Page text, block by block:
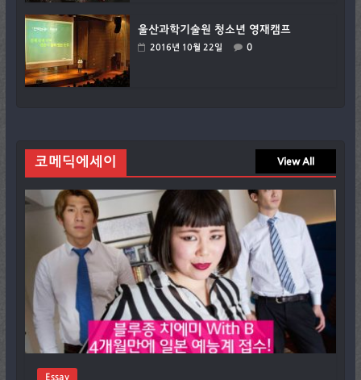
울산과학기술원 청소년 영재캠프
2016년 10월 22일 0
코메딕에세이 View All
Essay